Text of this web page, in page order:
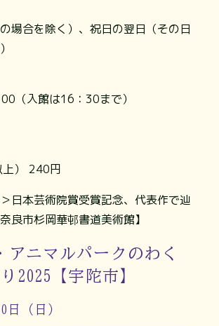
場合を除く）、祝日の翌日（その日
（入館は16：30まで）
） 240円
日本芸術院賞受賞記念、代表作で辿
良市杉岡華邨書道美術館】
ニマルパークのわく
2025【宇陀市】
日（日）